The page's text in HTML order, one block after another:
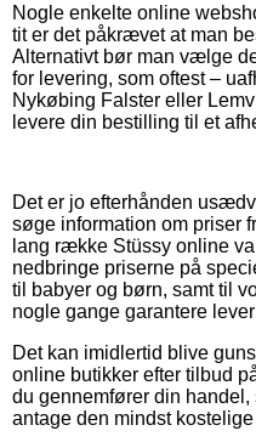
Nogle enkelte online
tit er det påkrævet at man
Alternativt bør man vælge
for levering, som oftest –
Nykøbing Falster eller
levere din bestilling til et
Det er jo efterhånden
søge information om priser
lang række Stüssy online
nedbringe priserne på
til babyer og børn, samt til
nogle gange garantere
Det kan imidlertid blive
online butikker efter tilbud
du gennemfører din handel,
antage den mindst kostelige